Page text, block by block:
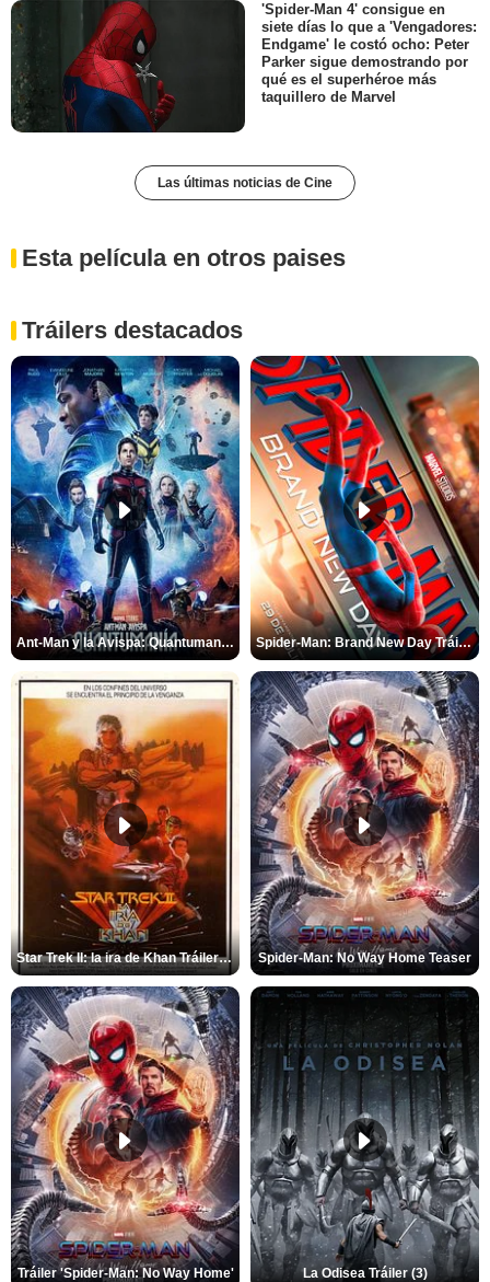
'Spider-Man 4' consigue en
siete días lo que a 'Vengadores:
Endgame' le costó ocho: Peter
Parker sigue demostrando por
qué es el superhéroe más
taquillero de Marvel
Las últimas noticias de Cine
Esta película en otros paises
Tráilers destacados
Ant-Man y la Avispa: Quantumanía Tráiler (2) Spider-Man: Brand New Day Tráiler (3)
Star Trek II: la ira de Khan Tráiler VO Spider-Man: No Way Home Teaser
Tráiler 'Spider-Man: No Way Home' La Odisea Tráiler (3)